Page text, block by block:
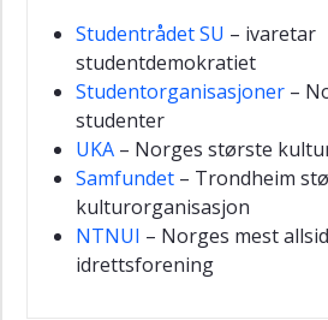
Studentrådet SU – ivaretar
studentdemokratiet
Studentorganisasjoner –
studenter
UKA – Norges største
Samfundet – Trondheim
kulturorganisasjon
NTNUI – Norges mest
idrettsforening